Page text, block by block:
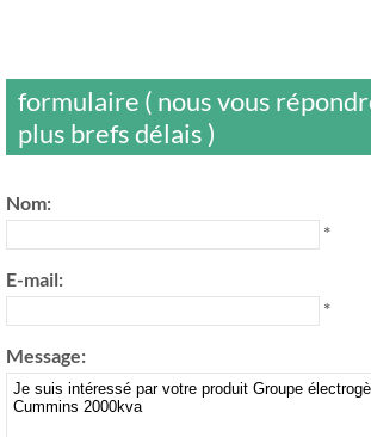
formulaire ( nous vous
plus brefs délais )
Nom:
*
E-mail:
*
Message: